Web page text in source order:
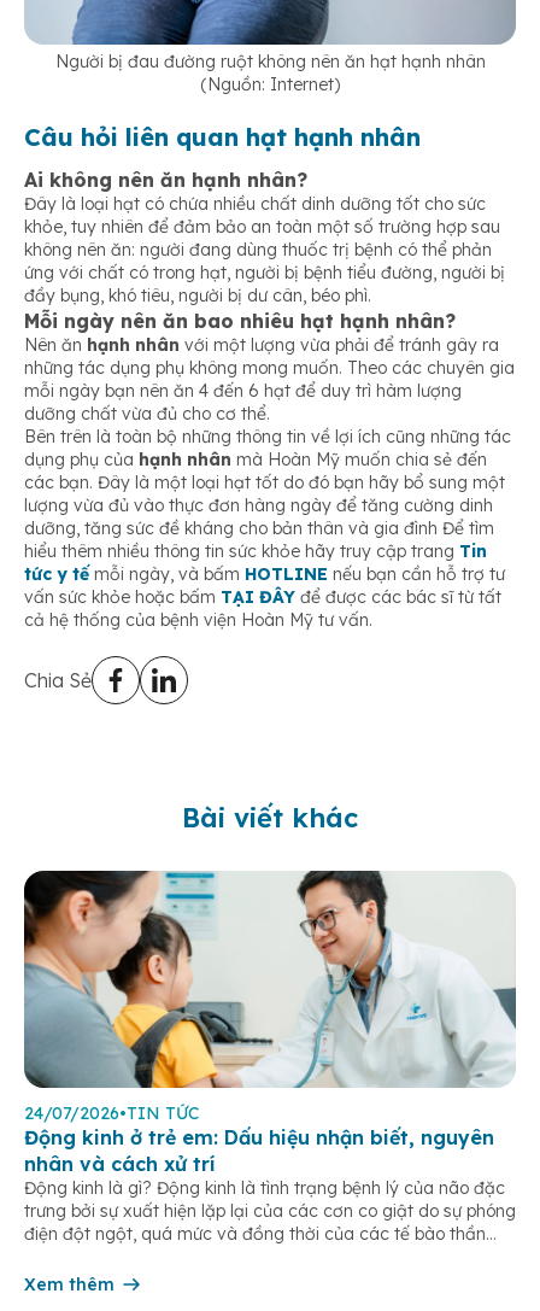
Người bị đau đường ruột không nên ăn hạt hạnh nhân
(Nguồn: Internet)
Câu hỏi liên quan hạt hạnh nhân
Ai không nên ăn hạnh nhân?
Đây là loại hạt có chứa nhiều chất dinh dưỡng tốt cho sức
khỏe, tuy nhiên để đảm bảo an toàn một số trường hợp sau
không nên ăn: người đang dùng thuốc trị bệnh có thể phản
ứng với chất có trong hạt, người bị bệnh tiểu đường, người bị
đầy bụng, khó tiêu, người bị dư cân, béo phì.
Mỗi ngày nên ăn bao nhiêu hạt hạnh nhân?
Nên ăn hạnh nhân với một lượng vừa phải để tránh gây ra
những tác dụng phụ không mong muốn. Theo các chuyên gia
mỗi ngày bạn nên ăn 4 đến 6 hạt để duy trì hàm lượng
dưỡng chất vừa đủ cho cơ thể.
Bên trên là toàn bộ những thông tin về lợi ích cũng những tác
dụng phụ của hạnh nhân mà Hoàn Mỹ muốn chia sẻ đến
các bạn. Đây là một loại hạt tốt do đó bạn hãy bổ sung một
lượng vừa đủ vào thực đơn hàng ngày để tăng cường dinh
dưỡng, tăng sức đề kháng cho bản thân và gia đình Để tìm
hiểu thêm nhiều thông tin sức khỏe hãy truy cập trang Tin
tức y tế mỗi ngày, và bấm HOTLINE nếu bạn cần hỗ trợ tư
vấn sức khỏe hoặc bấm TẠI ĐÂY để được các bác sĩ từ tất
cả hệ thống của bệnh viện Hoàn Mỹ tư vấn.
Chia Sẻ
Bài viết khác
24/07/2026•TIN TỨC
Động kinh ở trẻ em: Dấu hiệu nhận biết, nguyên
nhân và cách xử trí
Động kinh là gì? Động kinh là tình trạng bệnh lý của não đặc
trưng bởi sự xuất hiện lặp lại của các cơn co giật do sự phóng
điện đột ngột, quá mức và đồng thời của các tế bào thần
Xem thêm